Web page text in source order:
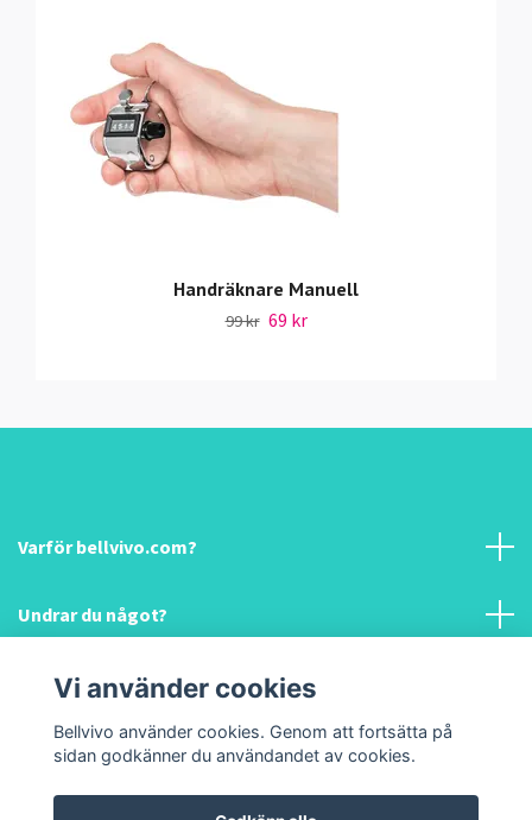
Handräknare Manuell
99 kr 69 kr
Varför bellvivo.com?
Undrar du något?
Information & hjälp!
Sociala medier
Vi använder cookies
Bellvivo använder cookies. Genom att fortsätta på
sidan godkänner du användandet av cookies.